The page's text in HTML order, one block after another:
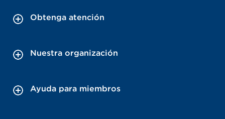
Obtenga atención
Nuestra organización
Ayuda para miembros